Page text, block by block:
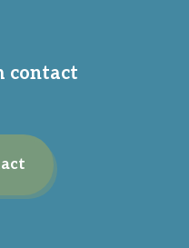
contact